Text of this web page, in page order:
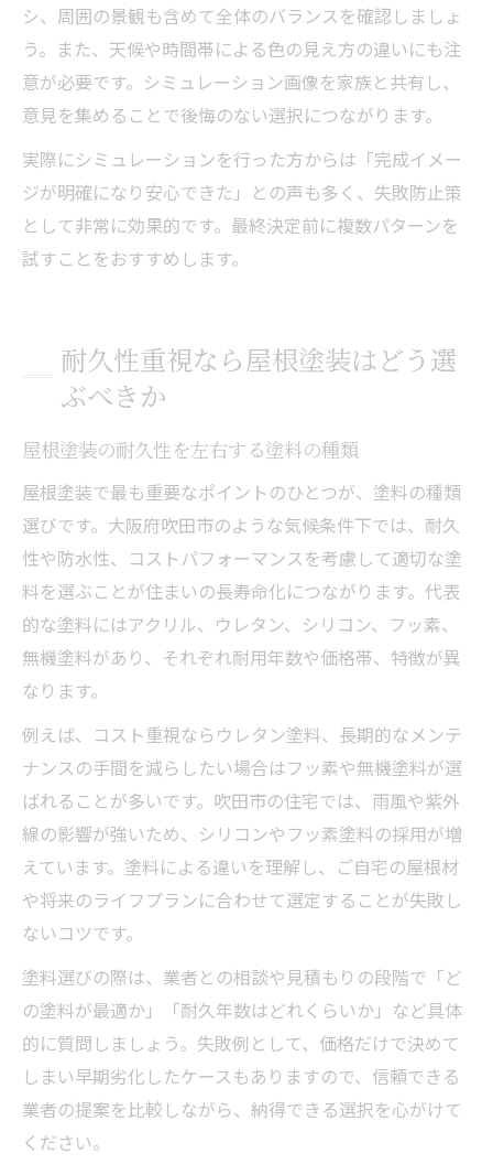
シ、周囲の景観も含めて全体のバランスを確認しましょ
う。また、天候や時間帯による色の見え方の違いにも注
意が必要です。シミュレーション画像を家族と共有し、
意見を集めることで後悔のない選択につながります。
実際にシミュレーションを行った方からは「完成イメー
ジが明確になり安心できた」との声も多く、失敗防止策
として非常に効果的です。最終決定前に複数パターンを
試すことをおすすめします。
耐久性重視なら屋根塗装はどう選
ぶべきか
屋根塗装の耐久性を左右する塗料の種類
屋根塗装で最も重要なポイントのひとつが、塗料の種類
選びです。大阪府吹田市のような気候条件下では、耐久
性や防水性、コストパフォーマンスを考慮して適切な塗
料を選ぶことが住まいの長寿命化につながります。代表
的な塗料にはアクリル、ウレタン、シリコン、フッ素、
無機塗料があり、それぞれ耐用年数や価格帯、特徴が異
なります。
例えば、コスト重視ならウレタン塗料、長期的なメンテ
ナンスの手間を減らしたい場合はフッ素や無機塗料が選
ばれることが多いです。吹田市の住宅では、雨風や紫外
線の影響が強いため、シリコンやフッ素塗料の採用が増
えています。塗料による違いを理解し、ご自宅の屋根材
や将来のライフプランに合わせて選定することが失敗し
ないコツです。
塗料選びの際は、業者との相談や見積もりの段階で「ど
の塗料が最適か」「耐久年数はどれくらいか」など具体
的に質問しましょう。失敗例として、価格だけで決めて
しまい早期劣化したケースもありますので、信頼できる
業者の提案を比較しながら、納得できる選択を心がけて
ください。